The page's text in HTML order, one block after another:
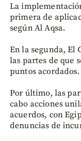
La
primera de
según Al Aqsa.
En la segunda, El
las partes de que
puntos acordados.
Por último, las
cabo acciones
acuerdos, con
denuncias de